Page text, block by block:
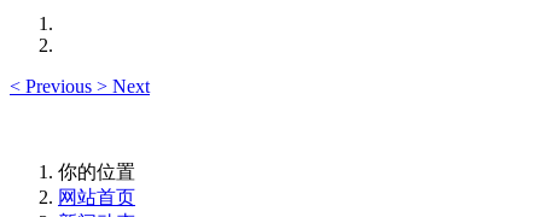
< Previous > Next
你的位置
网站首页